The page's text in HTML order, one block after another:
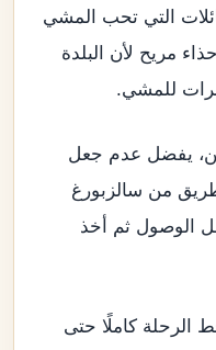
التي تحب المشي
مريح لأن البلدة
للمشي.
يفضل عدم جعل
من سالزبورغ
الوصول ثم أخذ
الرحلة كاملًا حتى